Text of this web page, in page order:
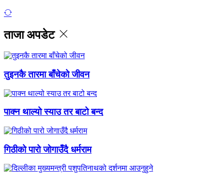
ताजा अपडेट
तुइनकै तारमा बाँचेको जीवन
पाक्न थाल्यो स्याउ तर बाटो बन्द
गिठीको पारो जोगाउँदै धर्मराम